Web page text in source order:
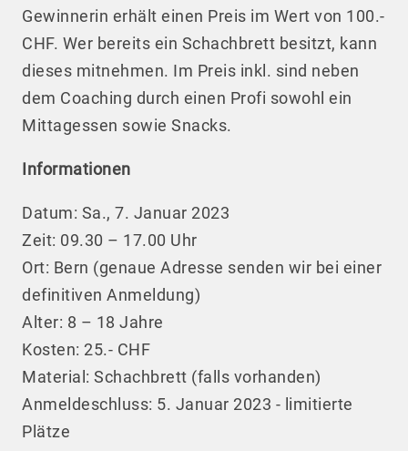
Gewinnerin erhält einen Preis im Wert von 100.-
CHF. Wer bereits ein Schachbrett besitzt, kann
dieses mitnehmen. Im Preis inkl. sind neben
dem Coaching durch einen Profi sowohl ein
Mittagessen sowie Snacks.
Informationen
Datum: Sa., 7. Januar 2023
Zeit: 09.30 – 17.00 Uhr
Ort: Bern (genaue Adresse senden wir bei einer
definitiven Anmeldung)
Alter: 8 – 18 Jahre
Kosten: 25.- CHF
Material: Schachbrett (falls vorhanden)
Anmeldeschluss: 5. Januar 2023 - limitierte
Plätze